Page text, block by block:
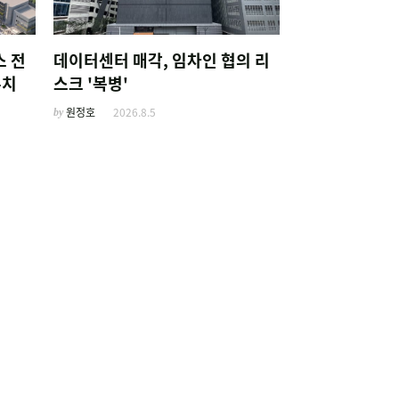
전
데이터센터 매각, 임차인 협의 리
스크 '복병'
by원정호 2026.8.5